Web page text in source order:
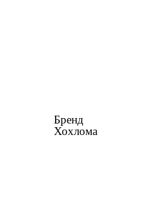
Бренд
Хохлома